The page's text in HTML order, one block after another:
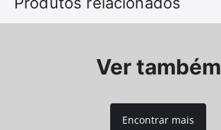
Ver também
Encontrar mais